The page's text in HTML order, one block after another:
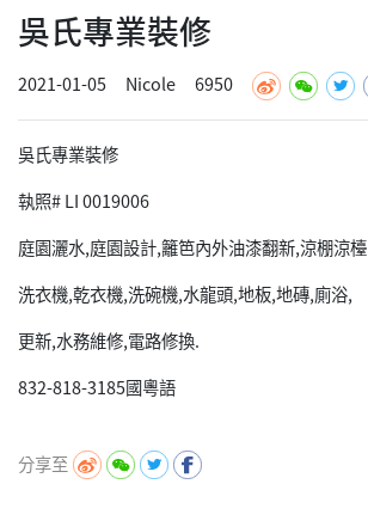
吳氏專業裝修
2021-01-05 Nicole 6950
吳氏專業裝修
執照# LI 0019006
庭園灑水,庭園設計,籬笆內外油漆翻新,涼棚涼檯
洗衣機,乾衣機,洗碗機,水龍頭,地板,地磚,廁浴,
更新,水務維修,電路修換.
832-818-3185國粵語
分享至